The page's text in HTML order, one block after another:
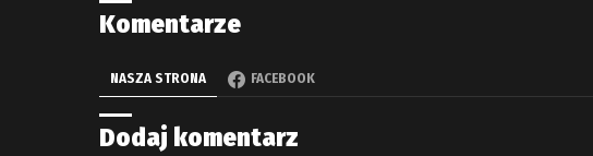
Komentarze
NASZA STRONA FACEBOOK
Dodaj komentarz